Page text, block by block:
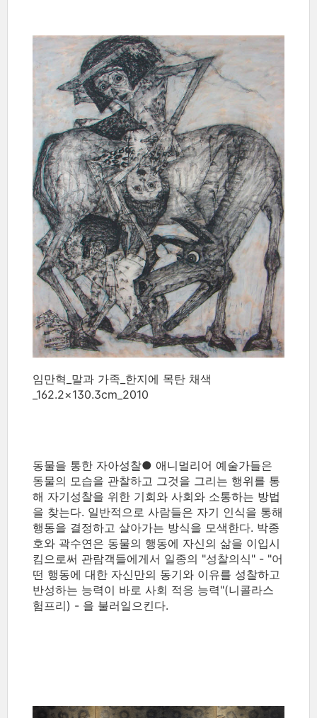
임만혁_말과 가족_한지에 목탄 채색
_162.2×130.3cm_2010
동물을 통한 자아성찰● 애니멀리어 예술가들은
동물의 모습을 관찰하고 그것을 그리는 행위를 통
해 자기성찰을 위한 기회와 사회와 소통하는 방법
을 찾는다. 일반적으로 사람들은 자기 인식을 통해
행동을 결정하고 살아가는 방식을 모색한다. 박종
호와 곽수연은 동물의 행동에 자신의 삶을 이입시
킴으로써 관람객들에게서 일종의 "성찰의식" - "어
떤 행동에 대한 자신만의 동기와 이유를 성찰하고
반성하는 능력이 바로 사회 적응 능력"(니콜라스
험프리) - 을 불러일으킨다.